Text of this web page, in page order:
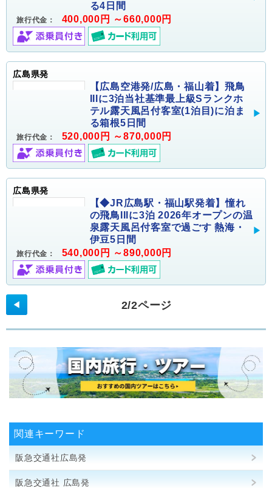
る4日間
旅行代金： 400,000円 ～660,000円
広島県発
【広島空港発/広島・福山着】飛鳥
IIIに3泊当社基準最上級Sランクホ
テル露天風呂付客室(1泊目)に泊ま
る箱根5日間
旅行代金： 520,000円 ～870,000円
広島県発
【◆JR広島駅・福山駅発着】憧れ
の飛鳥IIIに3泊 2026年オープンの温
泉露天風呂付客室で過ごす 熱海・
伊豆5日間
旅行代金： 540,000円 ～890,000円
2/2ページ
◀
関連キーワード
阪急交通社広島発
阪急交通社 広島発